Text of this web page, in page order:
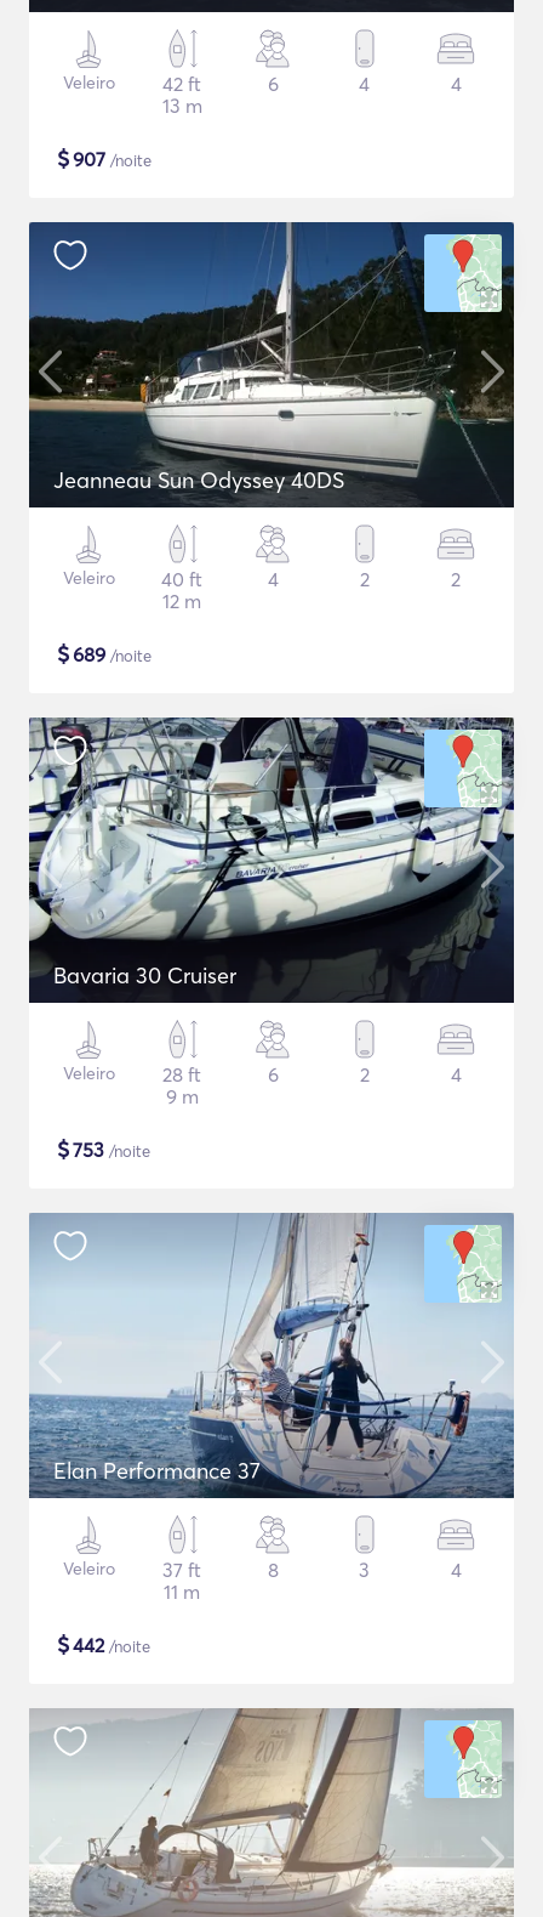
Veleiro
42 ft
13 m
6 4 4
$907 /noite
Jeanneau Sun Odyssey 40DS
Veleiro
40 ft
12 m
4 2 2
$689 /noite
Bavaria 30 Cruiser
Veleiro
28 ft
9 m
6 2 4
$753 /noite
Elan Performance 37
Veleiro
37 ft
11 m
8 3 4
$442/noite